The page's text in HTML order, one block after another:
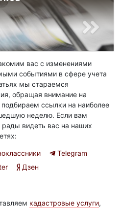
вас с изменениями
событиями в сфере учета
мы стараемся
обращая внимание на
ссылки на наиболее
неделю. Если вам
рады видеть вас на наших
Telegram
Дзен
кадастровые услуги,